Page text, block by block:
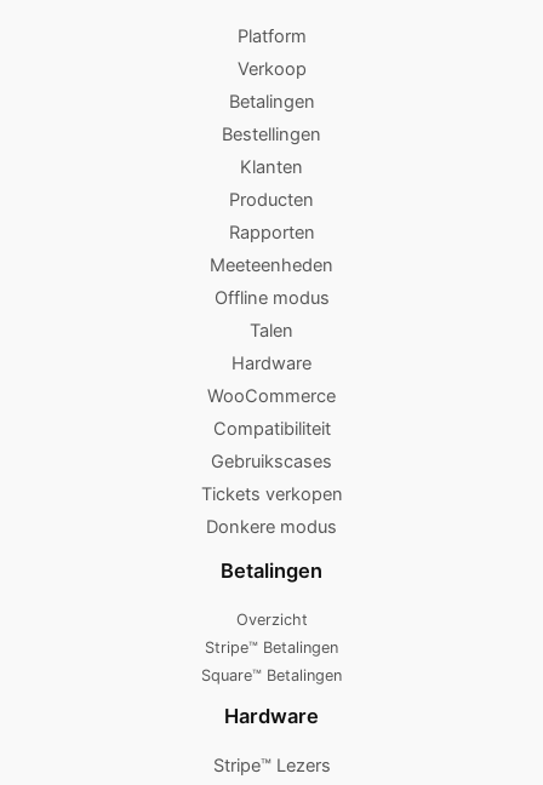
Platform
Verkoop
Betalingen
Bestellingen
Klanten
Producten
Rapporten
Meeteenheden
Offline modus
Talen
Hardware
WooCommerce
Compatibiliteit
Gebruikscases
Tickets verkopen
Donkere modus
Betalingen
Overzicht
Stripe™ Betalingen
Square™ Betalingen
Hardware
Stripe™ Lezers